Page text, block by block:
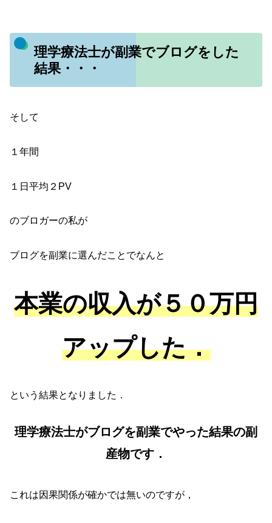
理学療法士が副業でブログをした
結果・・・
そして
１年間
１日平均２PV
のブロガーの私が
ブログを副業に選んだことでなんと
本業の収入が５０万円
アップした．
という結果となりました．
理学療法士がブログを副業でやった結果の副
産物です．
これは因果関係が確かでは無いのですが，